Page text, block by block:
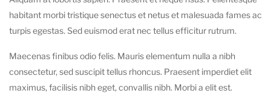
habitant morbi tristique senectus et netus et malesuada fames ac
turpis egestas. Sed euismod erat nec tellus efficitur rutrum.
Maecenas finibus odio felis. Mauris elementum nulla a nibh
consectetur, sed suscipit tellus rhoncus. Praesent imperdiet elit
maximus, facilisis nibh eget, convallis nibh. Morbi a elit est.